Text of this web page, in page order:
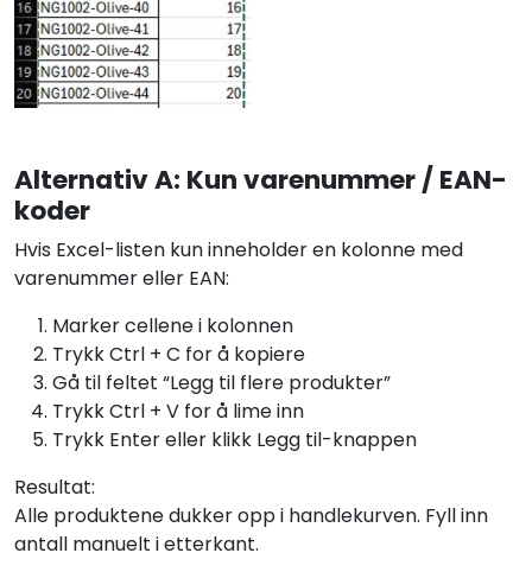
Alternativ A: Kun varenummer / EAN-
koder
Hvis Excel-listen kun inneholder en kolonne med
varenummer eller EAN:
Marker cellene i kolonnen
Trykk Ctrl + C for å kopiere
Gå til feltet “Legg til flere produkter”
Trykk Ctrl + V for å lime inn
Trykk Enter eller klikk Legg til-knappen
Resultat:
Alle produktene dukker opp i handlekurven. Fyll inn
antall manuelt i etterkant.